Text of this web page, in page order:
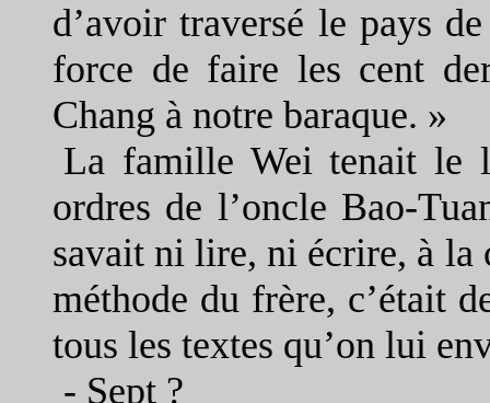
d’avoir traversé le pays
force de faire les cent
Chang à notre baraque. »
La famille Wei tenait le
ordres de l’oncle Bao-
savait ni lire, ni écrire, à la
méthode du frère, c’était
tous les textes qu’on lui
- Sept ?